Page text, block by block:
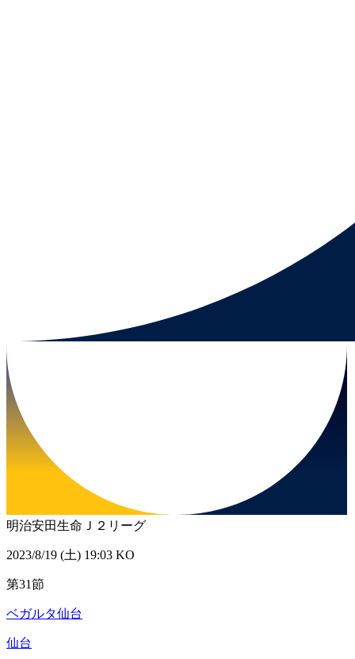
明治安田生命Ｊ２リーグ
2023/8/19 (土) 19:03 KO
第31節
ベガルタ仙台
仙台